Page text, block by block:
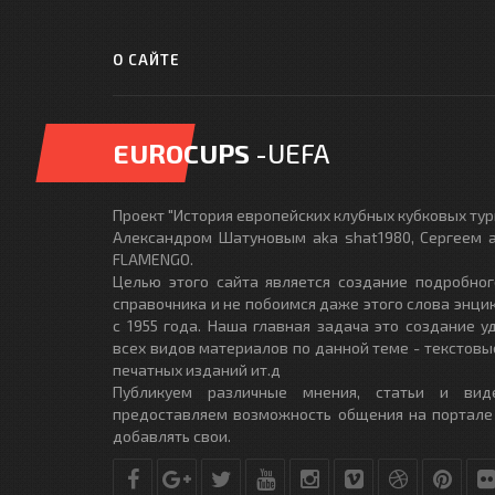
О САЙТЕ
EUROCUPS -UEFA
Проект "История европейских клубных кубковых
Александром Шатуновым aka shat1980, Сергеем
FLAMENGO.
Целью этого сайта является создание
справочника и не побоимся даже этого слова
с 1955 года. Наша главная задача это создание
всех видов материалов по данной теме -
печатных изданий ит.д
Публикуем различные мнения, статьи и
предоставляем возможность общения на
добавлять свои.